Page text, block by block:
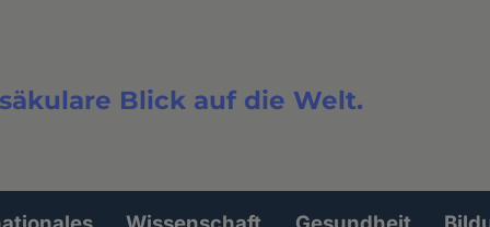
Blick auf die Welt.